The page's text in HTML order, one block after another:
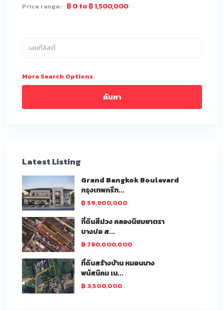
Price range: ฿ 0 to ฿ 1,500,000
More Search Options
ค้นหา
Latest Listing
Grand Bangkok Boulevard
กรุงเทพกรีฑ...
฿ 59,900,000
ที่ดินสีม่วง คลองนิยมยาตรา
บางบ่อ ส...
฿ 780,000,000
ที่ดินสร้างบ้าน หมอนนาง
พนัสนิคม เน...
฿ 3,500,000